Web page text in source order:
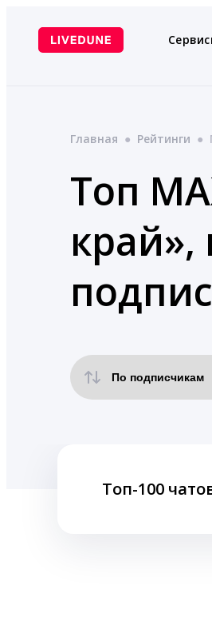
содержимому
Главная ● Рейтинги ●
Топ
Топ-100